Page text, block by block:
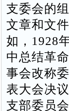
支委会的
文章和文
如，1928
中总结革
事会改称
表大会决
支部委员